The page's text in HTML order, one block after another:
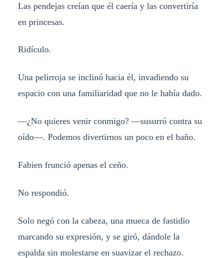
Las pendejas creían que él caería y las convertiría
en princesas.
Ridículo.
Una pelirroja se inclinó hacia él, invadiendo su
espacio con una familiaridad que no le había dado.
—¿No quieres venir conmigo? —susurró contra su
oído—. Podemos divertirnos un poco en el baño.
Fabien frunció apenas el ceño.
No respondió.
Solo negó con la cabeza, una mueca de fastidio
marcando su expresión, y se giró, dándole la
espalda sin molestarse en suavizar el rechazo.